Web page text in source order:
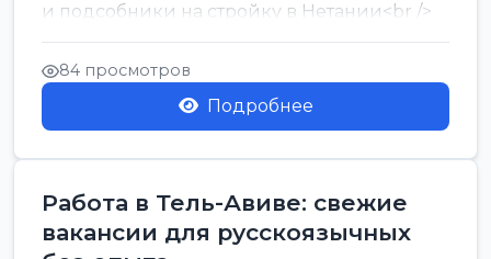
и подсобники на стройку в Нетании<br />
Срочно требуются горничные, уборщи...
84 просмотров
Подробнее
Работа в Тель-Авиве: свежие
вакансии для русскоязычных